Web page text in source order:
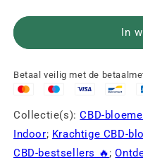
In
Betaal veilig met de
Collectie(s):CBD-
Indoor; Krachtige CBD-
CBD-bestsellers 🔥;